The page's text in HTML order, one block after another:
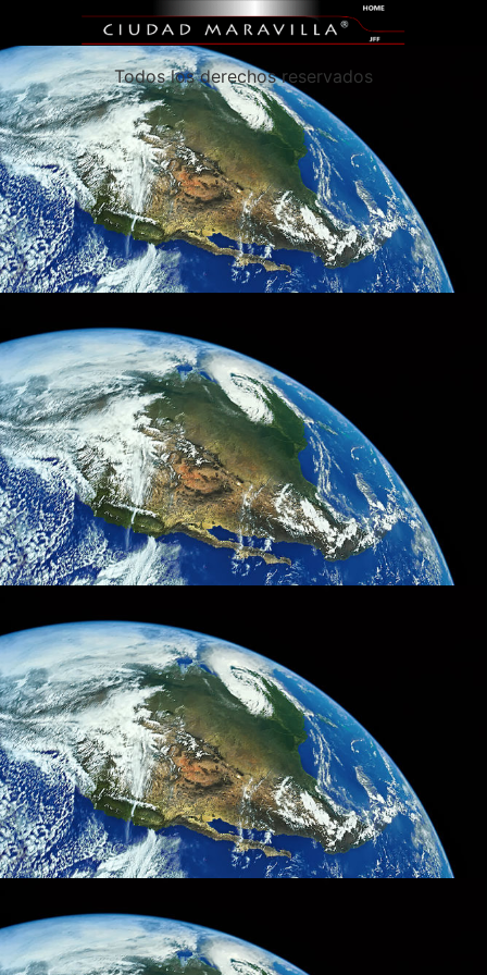
Todos los derechos reservados